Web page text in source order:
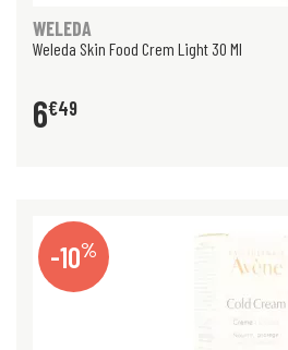
WELEDA
Weleda Skin Food Crem Light 30 Ml
6€49
-10%